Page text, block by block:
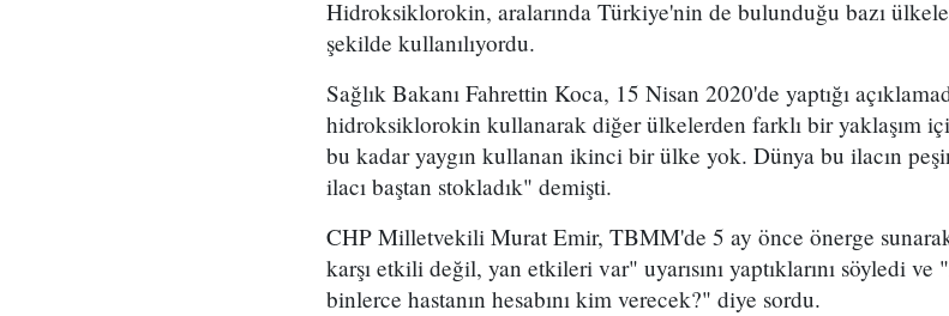
Hidroksiklorokin, aralarında Türkiye'nin de bulunduğu bazı
şekilde kullanılıyordu.
Sağlık Bakanı Fahrettin Koca, 15 Nisan 2020'de yaptığı
hidroksiklorokin kullanarak diğer ülkelerden farklı bir yaklaşım
bu kadar yaygın kullanan ikinci bir ülke yok. Dünya bu ilacın
ilacı baştan stokladık" demişti.
CHP Milletvekili Murat Emir, TBMM'de 5 ay önce önerge
karşı etkili değil, yan etkileri var" uyarısını yaptıklarını söyledi
binlerce hastanın hesabını kim verecek?" diye sordu.